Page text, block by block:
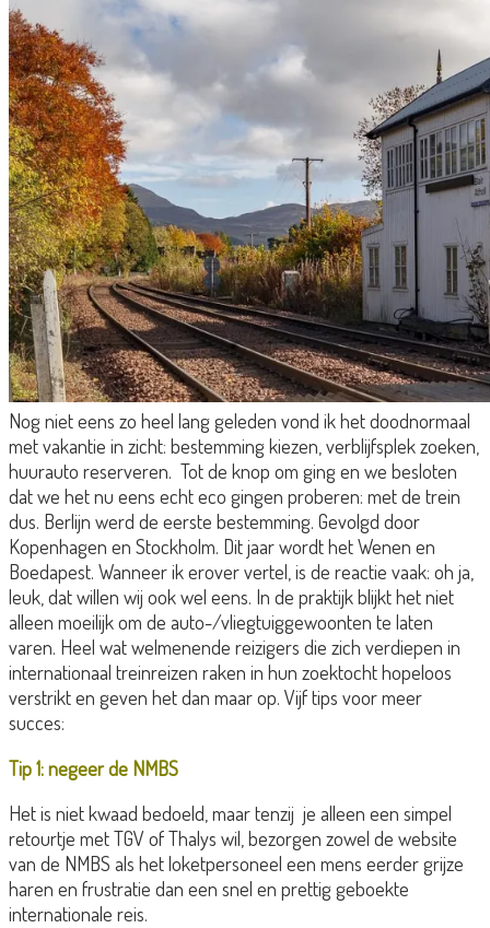
Nog niet eens zo heel lang geleden vond ik het doodnormaal
met vakantie in zicht: bestemming kiezen, verblijfsplek zoeken,
huurauto reserveren. Tot de knop om ging en we besloten
dat we het nu eens echt eco gingen proberen: met de trein
dus. Berlijn werd de eerste bestemming. Gevolgd door
Kopenhagen en Stockholm. Dit jaar wordt het Wenen en
Boedapest. Wanneer ik erover vertel, is de reactie vaak: oh ja,
leuk, dat willen wij ook wel eens. In de praktijk blijkt het niet
alleen moeilijk om de auto-/vliegtuiggewoonten te laten
varen. Heel wat welmenende reizigers die zich verdiepen in
internationaal treinreizen raken in hun zoektocht hopeloos
verstrikt en geven het dan maar op. Vijf tips voor meer
succes:
Tip 1: negeer de NMBS
Het is niet kwaad bedoeld, maar tenzij je alleen een simpel
retourtje met TGV of Thalys wil, bezorgen zowel de website
van de NMBS als het loketpersoneel een mens eerder grijze
haren en frustratie dan een snel en prettig geboekte
internationale reis.